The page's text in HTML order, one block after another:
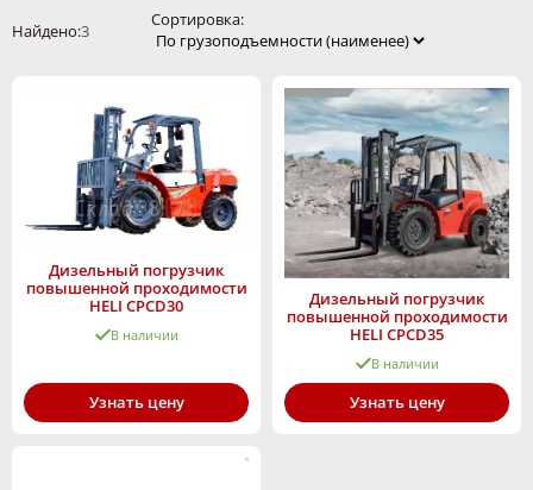
Найдено:3
Сортировка:
Дизельный погрузчик
повышенной проходимости
HELI CPCD30
В наличии
Узнать цену
Дизельный погрузчик
повышенной проходимости
HELI CPСD35
В наличии
Узнать цену